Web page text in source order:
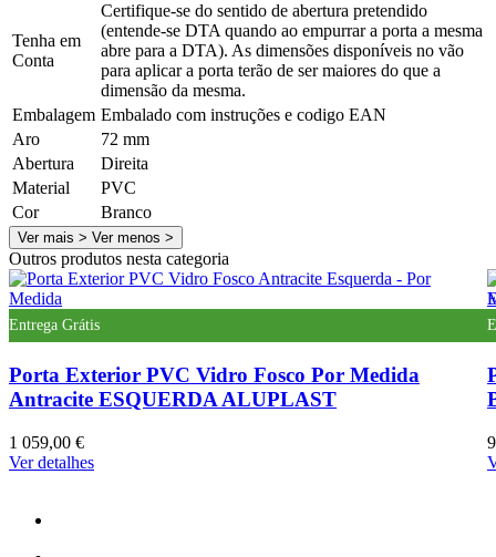
Tenha em
Conta
Certifique-se do sentido de abertura pretendido
(entende-se DTA quando ao empurrar a porta a mesma
abre para a DTA). As dimensões disponíveis no vão
para aplicar a porta terão de ser maiores do que a
dimensão da mesma.
Embalagem Embalado com instruções e codigo EAN
Aro
72 mm
Abertura
Direita
Material
PVC
Cor
Branco
Ver mais > Ver menos >
Outros produtos nesta categoria
Entrega Grátis
Porta Exterior PVC Vidro Fosco Por Medida
Antracite ESQUERDA ALUPLAST
1 059,00 €
Ver detalhes